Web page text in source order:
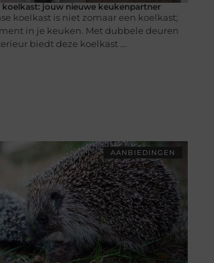
koelkast: jouw nieuwe keukenpartner
koelkast is niet zomaar een koelkast;
in je keuken. Met dubbele deuren
biedt deze koelkast ...
AANBIEDINGEN